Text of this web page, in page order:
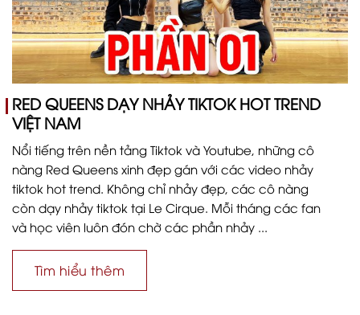
RED QUEENS DẠY NHẢY TIKTOK HOT TREND
VIỆT NAM
Nổi tiếng trên nền tảng Tiktok và Youtube, những cô
nàng Red Queens xinh đẹp gán với các video nhảy
tiktok hot trend. Không chỉ nhảy đẹp, các cô nàng
còn dạy nhảy tiktok tại Le Cirque. Mỗi tháng các fan
và học viên luôn đón chờ các phần nhảy ...
Tìm hiểu thêm